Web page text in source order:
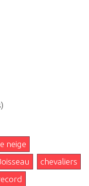
neige
chevaliers